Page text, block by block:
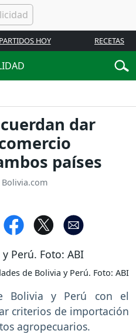
PARTIDOS HOY RECETAS
dar
países
Bolivia.com
de Bolivia y Perú. Foto: ABI
Bolivia y Perú con el
criterios de importación
agropecuarios.